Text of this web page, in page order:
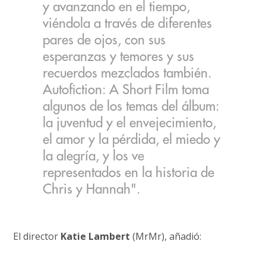
y avanzando en el tiempo,
viéndola a través de diferentes
pares de ojos, con sus
esperanzas y temores y sus
recuerdos mezclados también.
Autofiction: A Short Film toma
algunos de los temas del álbum:
la juventud y el envejecimiento,
el amor y la pérdida, el miedo y
la alegría, y los ve
representados en la historia de
Chris y Hannah".
El director Katie Lambert (MrMr), añadió: